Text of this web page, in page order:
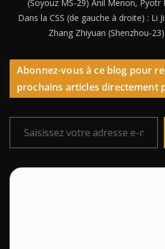
(Soyouz MS-29) Anil Menon, Pyotr
Dans la CSS (de gauche à droite) : Li
Zhang Zhiyuan (Shenzhou-
Abonnez-vous à ce blog pour
prochains articles directement
Saisissez votre adresse e-mail…